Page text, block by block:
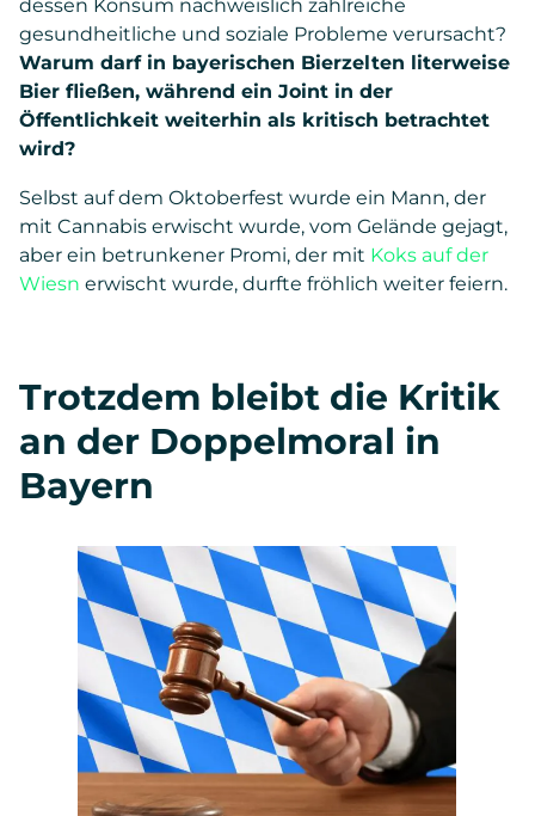
dessen Konsum nachweislich zahlreiche
gesundheitliche und soziale Probleme verursacht?
Warum darf in bayerischen Bierzelten literweise
Bier fließen, während ein Joint in der
Öffentlichkeit weiterhin als kritisch betrachtet
wird?
Selbst auf dem Oktoberfest wurde ein Mann, der
mit Cannabis erwischt wurde, vom Gelände gejagt,
aber ein betrunkener Promi, der mit Koks auf der
Wiesn erwischt wurde, durfte fröhlich weiter feiern.
Trotzdem bleibt die Kritik
an der Doppelmoral in
Bayern